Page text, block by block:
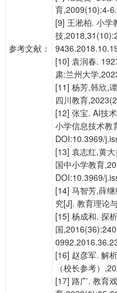
参考文献：
育,2009(10):4-6.
[9] 王淞柏. 小学
技
[10] 袁润春.
肃:兰州大学
[11] 杨芳,韩欣,
四川教育
[12] 张宝. AI技
小学信息技术教
DOI:10.3969/
[13] 袁志红,黄
国中小学教育
DOI:10.3969/
[14] 马智芳,薛
究[J]. 教育理论
[15] 杨成和. 探
国
[16] 赵彦军. 解
（校长参考）
[17] 路广. 教育